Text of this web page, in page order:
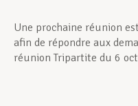
Une prochaine réunion
afin de répondre aux
réunion Tripartite du 6